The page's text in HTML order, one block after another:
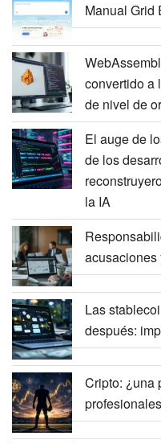
Manual Grid
convertido a
de nivel de
El auge de
de los
la IA
acusaciones
Las
después:
Cripto: ¿una